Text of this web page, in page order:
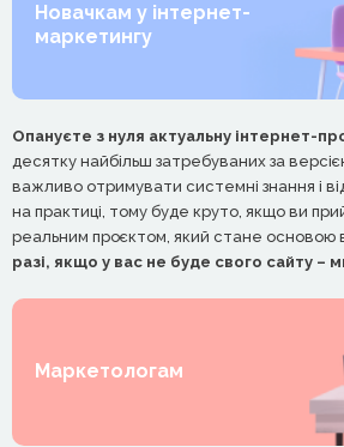
Новачкам у інтернет-
маркетингу
Опануєте з нуля актуальну інтернет-
десятку найбільш затребуваних за
важливо отримувати системні знання і
на практиці, тому буде круто, якщо ви
реальним проєктом, який стане основою
разі, якщо у вас не буде свого сайту
Маркетологам